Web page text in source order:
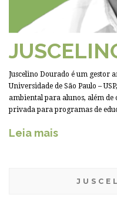
Juscelino Dourado é um gestor
Universidade de São Paulo –
ambiental para alunos, além de
privada para programas de
Leia mais